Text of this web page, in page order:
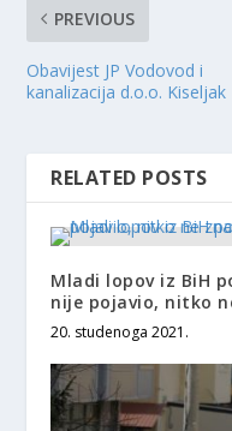
PREVIOUS
Obavijest JP Vodovod i
kanalizacija d.o.o. Kiseljak
RELATED POSTS
Mladi lopov iz BiH
nije pojavio, nitko
20. studenoga 2021.